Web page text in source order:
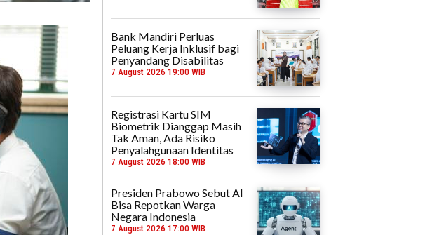
Bank Mandiri Perluas
Peluang Kerja Inklusif bagi
Penyandang Disabilitas
7 August 2026 19:00 WIB
Registrasi Kartu SIM
Biometrik Dianggap Masih
Tak Aman, Ada Risiko
Penyalahgunaan Identitas
7 August 2026 18:00 WIB
Presiden Prabowo Sebut AI
Bisa Repotkan Warga
Negara Indonesia
7 August 2026 17:00 WIB